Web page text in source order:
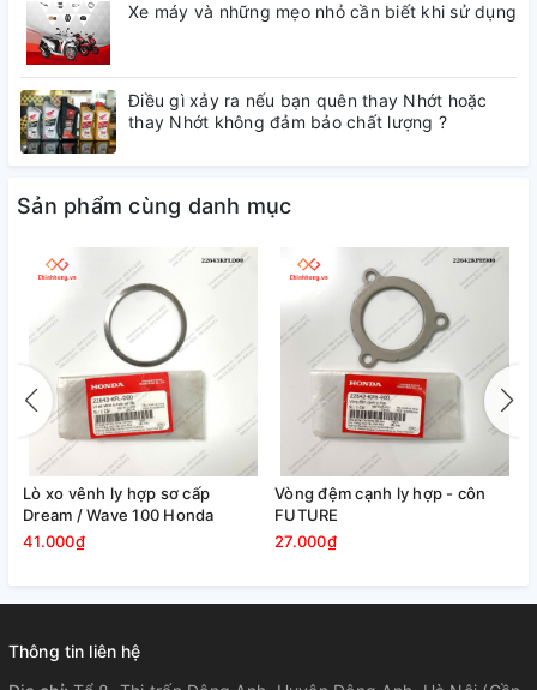
Xe máy và những mẹo nhỏ cần biết khi sử dụng
Điều gì xảy ra nếu bạn quên thay Nhớt hoặc
thay Nhớt không đảm bảo chất lượng ?
Sản phẩm cùng danh mục
Lò xo vênh ly hợp sơ cấp
Dream / Wave 100 Honda
41.000₫
Vòng đệm cạnh ly hợp - côn
FUTURE
27.000₫
Thông tin liên hệ